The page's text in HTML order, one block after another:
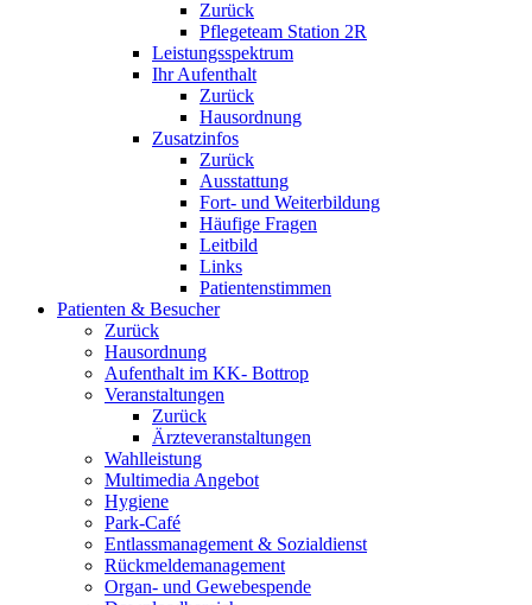
Zurück
Pflegeteam Station 2R
Leistungsspektrum
Ihr Aufenthalt
Zurück
Hausordnung
Zusatzinfos
Zurück
Ausstattung
Fort- und Weiterbildung
Häufige Fragen
Leitbild
Links
Patientenstimmen
Patienten & Besucher
Zurück
Hausordnung
Aufenthalt im KK- Bottrop
Veranstaltungen
Zurück
Ärzteveranstaltungen
Wahlleistung
Multimedia Angebot
Hygiene
Park-Café
Entlassmanagement & Sozialdienst
Rückmeldemanagement
Organ- und Gewebespende